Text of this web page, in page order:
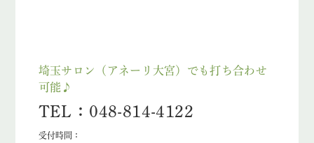
埼玉サロン（アネーリ大宮）でも打ち合わせ
可能♪
TEL：048-814-4122
受付時間：